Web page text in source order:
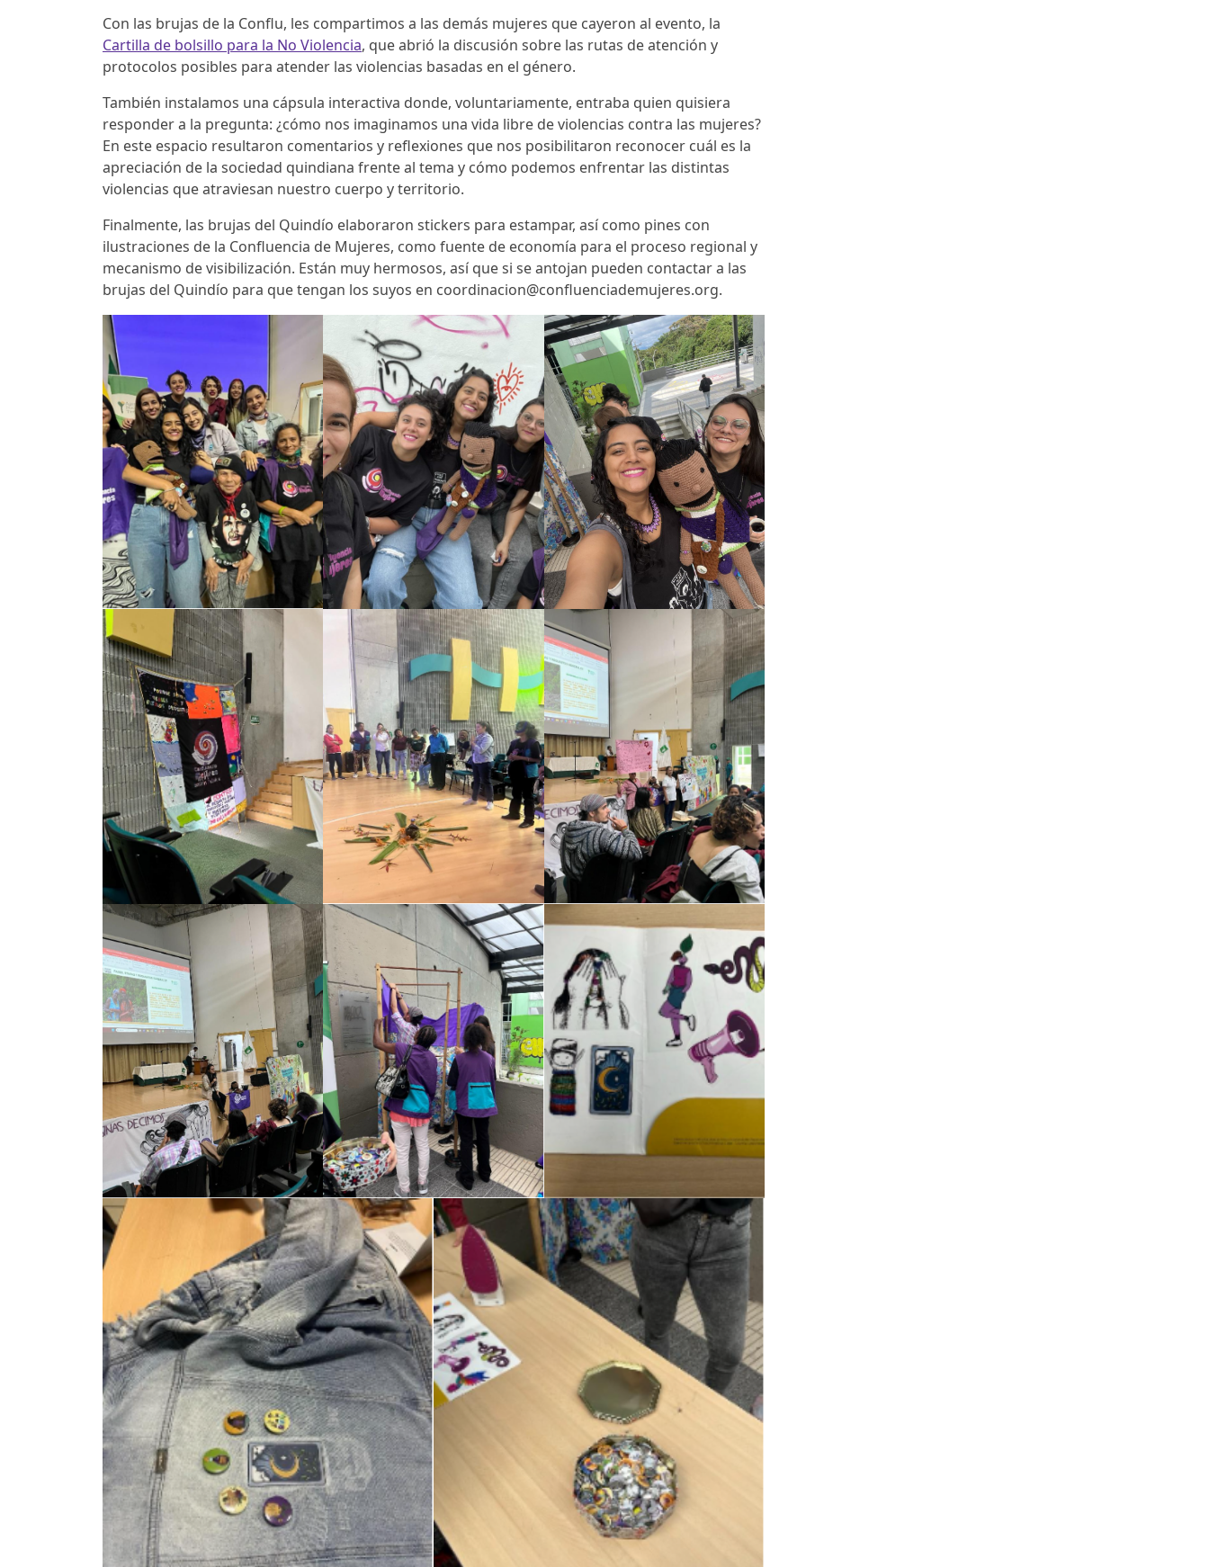
Con las brujas de la Conflu, les compartimos a las demás mujeres que cayeron al evento, la
Cartilla de bolsillo para la No Violencia, que abrió la discusión sobre las rutas de atención y
protocolos posibles para atender las violencias basadas en el género.
También instalamos una cápsula interactiva donde, voluntariamente, entraba quien quisiera
responder a la pregunta: ¿cómo nos imaginamos una vida libre de violencias contra las mujeres?
En este espacio resultaron comentarios y reflexiones que nos posibilitaron reconocer cuál es la
apreciación de la sociedad quindiana frente al tema y cómo podemos enfrentar las distintas
violencias que atraviesan nuestro cuerpo y territorio.
Finalmente, las brujas del Quindío elaboraron stickers para estampar, así como pines con
ilustraciones de la Confluencia de Mujeres, como fuente de economía para el proceso regional y
mecanismo de visibilización. Están muy hermosos, así que si se antojan pueden contactar a las
brujas del Quindío para que tengan los suyos en coordinacion@confluenciademujeres.org.